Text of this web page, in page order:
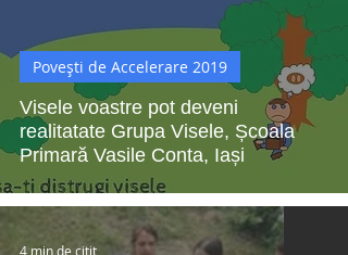
Visele voastre pot deveni
realitatate Grupa Visele, Școala
Primară Vasile Conta, Iași
Povești de Accelerare 2019
4 min de citit